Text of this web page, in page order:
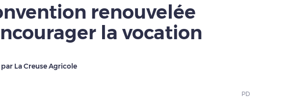
renouvelée
la vocation
La Creuse Agricole
PD